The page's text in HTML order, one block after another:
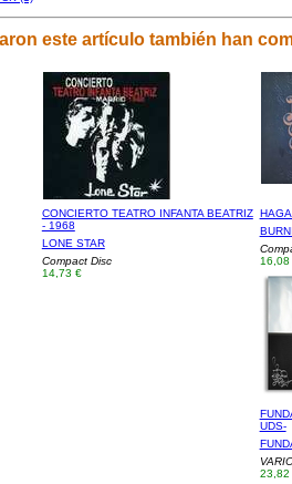
este artículo también han
CONCIERTO TEATRO INFANTA BEATRIZ
- 1968
LONE STAR
Compact Disc
14,73 €
16,08
UDS-
23,82